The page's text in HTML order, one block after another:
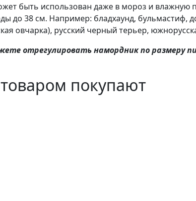
быть использован даже в мороз и влажную
до 38 см. Например: бладхаунд, бульмастиф,
овчарка), русский черный терьер,
отрегулировать намордник по размеру
покупают